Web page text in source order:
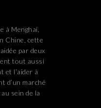
à Menghai,
Chine, cette
par deux
tout aussi
et l’aider à
d’un marché
sein de la